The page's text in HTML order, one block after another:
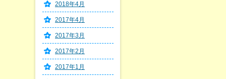
2018年4月
2017年4月
2017年3月
2017年2月
2017年1月